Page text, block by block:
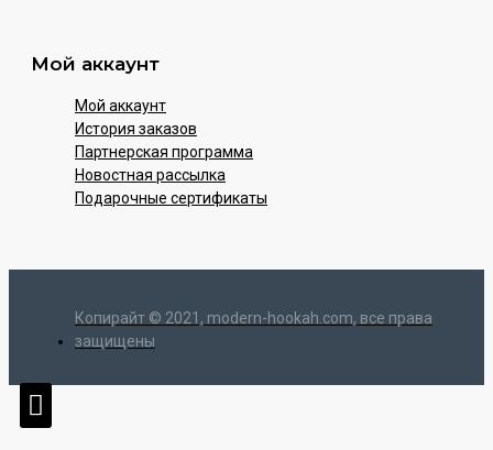
Мой аккаунт
Мой аккаунт
История заказов
Партнерская программа
Новостная рассылка
Подарочные сертификаты
Копирайт © 2021, modern-hookah.com, все права
защищены